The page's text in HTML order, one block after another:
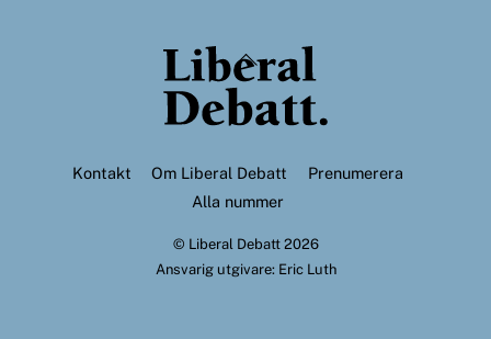
Back
To
Top
Kontakt Om Liberal Debatt
Prenumerera
Alla nummer
© Liberal Debatt2026
Ansvarig utgivare: Eric Luth